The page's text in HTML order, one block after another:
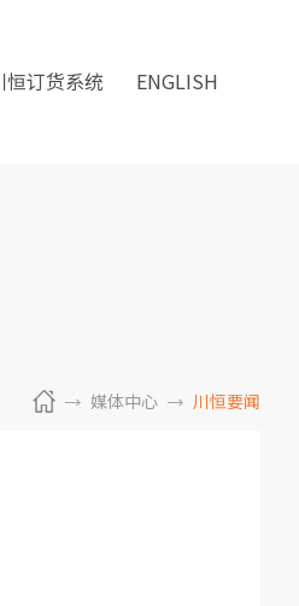
恒订货系统 ENGLISH
媒体中心 川恒要闻